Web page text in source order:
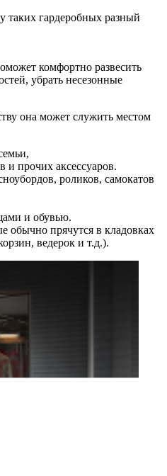
таких гардеробных разный
комфортно развесить
убрать несезонные
она может служить местом
и прочих аксессуаров.
роликов, самокатов
и обувью.
обычно прячутся в кладовках
ведерок и т.д.).